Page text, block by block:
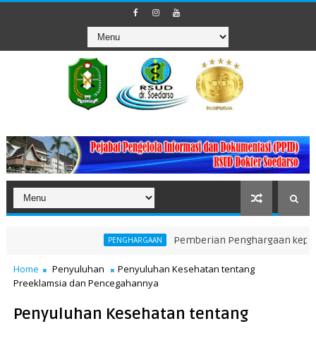
PENGHARGAAN Pemberian Penghargaan kepada Unit
Home Penyuluhan
Penyuluhan Kesehatan tentang
Preeklamsia dan Pencegahannya
Penyuluhan Kesehatan tentang